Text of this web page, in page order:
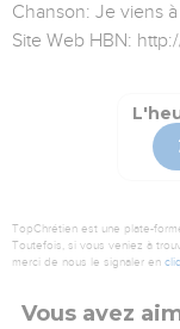
Chanson: Je viens
Site Web HBN:
TopChrétien est une plate-
Toutefois, si vous veniez à
merci de nous le signaler en
Vous avez